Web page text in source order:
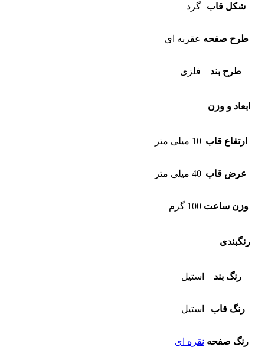
شکل قاب گرد
طرح صفحه عقربه ای
طرح بند فلزی
ابعاد و وزن
ارتفاع قاب 10 میلی متر
عرض قاب 40 میلی متر
وزن ساعت 100 گرم
رنگبندی
رنگ بند استیل
رنگ قاب استیل
رنگ صفحه نقره ای